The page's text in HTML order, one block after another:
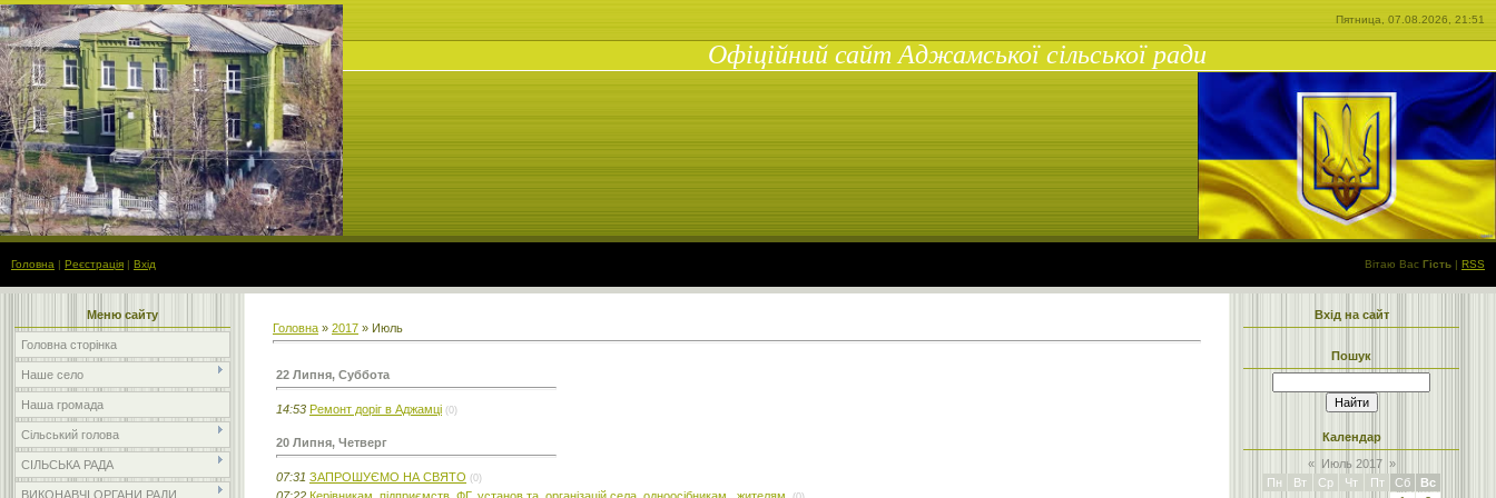
Пятница, 07.08.2026, 21:51
Офіційний сайт Аджамської сільської ради
Головна | Реєстрація | Вхід Вітаю Вас Гість | RSS
Меню сайту
Головна сторінка
Наше село
Наша громада
Сільський голова
СІЛЬСЬКА РАДА
ВИКОНАВЧІ ОРГАНИ РАДИ
Головна » 2017 » Июль
22 Липня, Суббота
14:53 Ремонт доріг в Аджамці (0)
20 Липня, Четверг
07:31 ЗАПРОШУЄМО НА СВЯТО (0)
Вхід на сайт
Пошук
Календар
«
Июль 2017 »
Пн
Вт Ср Чт Пт Сб
Вс